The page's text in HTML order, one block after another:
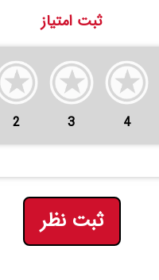
ثبت امتیاز
2 3 4
ثبت نظر